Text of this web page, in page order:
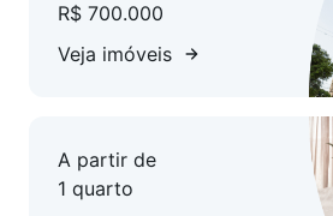
R$ 700.000
Veja imóveis
A partir de
1 quarto